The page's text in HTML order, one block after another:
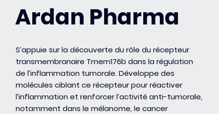
Ardan Pharma
S’appuie sur la découverte du rôle du récepteur
transmembranaire Tmem176b dans la régulation
de l’inflammation tumorale. Développe des
molécules ciblant ce récepteur pour réactiver
l’inflammation et renforcer l’activité anti-tumorale,
notamment dans le mélanome, le cancer